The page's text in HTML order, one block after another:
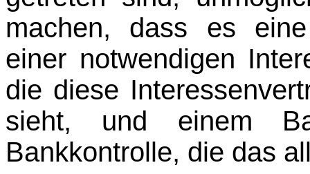
machen, dass es
einer notwendigen
die diese
sieht, und einem
Bankkontrolle, die das